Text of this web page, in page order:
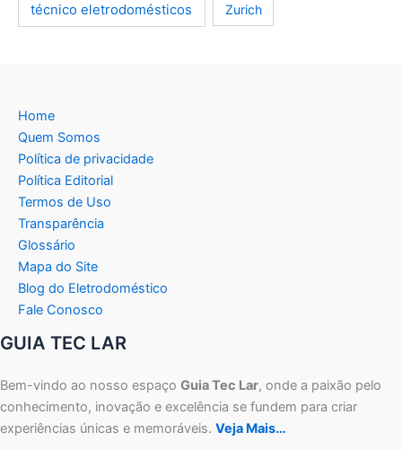
técnico eletrodomésticos Zurich
Home
Quem Somos
Política de privacidade
Política Editorial
Termos de Uso
Transparência
Glossário
Mapa do Site
Blog do Eletrodoméstico
Fale Conosco
GUIA TEC LAR
Bem-vindo ao nosso espaço Guia Tec Lar, onde a paixão pelo
conhecimento, inovação e excelência se fundem para criar
experiências únicas e memoráveis. Veja Mais…